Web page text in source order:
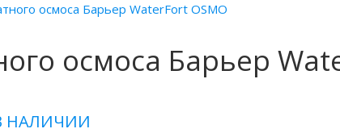
осмоса Барьер WaterFort OSMO
осмоса Барьер
НАЛИЧИИ